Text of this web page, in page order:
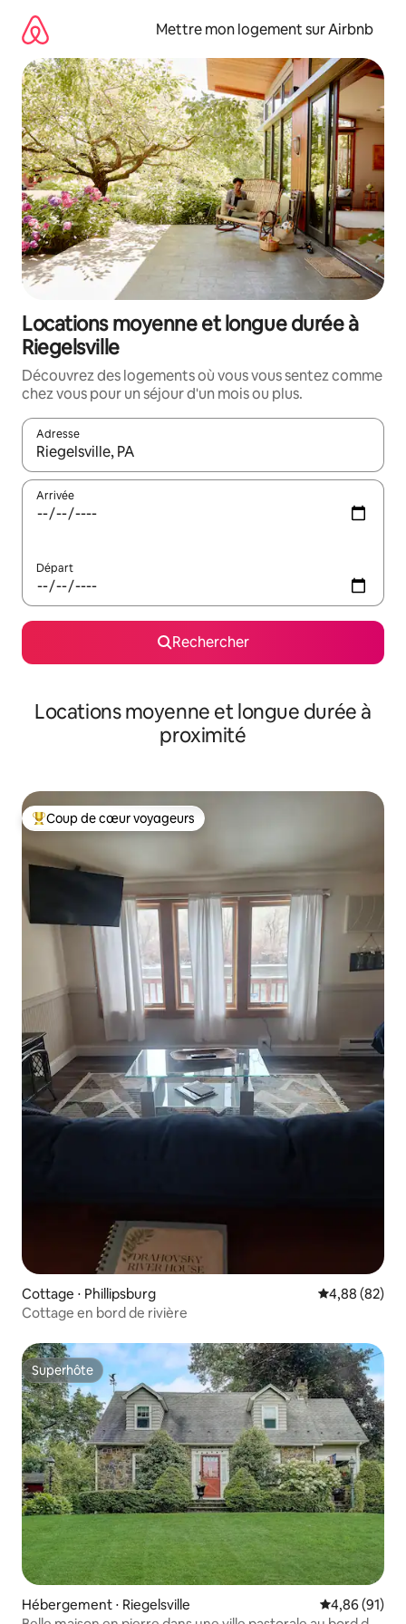
directement
contenu
Mettre mon logement sur Airbnb
Locations moyenne et longue durée à
Riegelsville
Découvrez des logements où vous vous sentez comme
chez vous pour un séjour d'un mois ou plus.
Adresse
Lorsque les résultats s'affichent, utilisez les flèches vers le
Arrivée
Départ
Rechercher
Locations moyenne et longue durée à
proximité
Coups de cœur voyageurs les plus appréciés
Coup de cœur voyageurs
Cottage ⋅ Phillipsburg Évaluation
4,88 (82)
Cottage en bord de rivière
Superhôte
Superhôte
Hébergement ⋅ Riegelsville Évaluation
4,86 (91)